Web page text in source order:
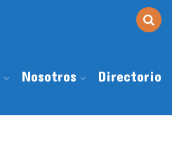
Nosotros Directorio